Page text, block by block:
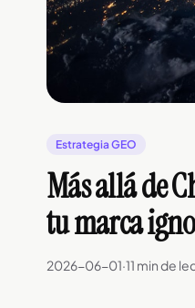
Estrategia GEO
Más allá de
tu marca
2026-06-01·11 min de